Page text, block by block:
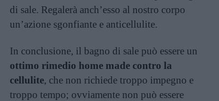
di sale. Regalerà anch’esso al nostro corpo
un’azione sgonfiante e anticellulite.
In conclusione, il bagno di sale può essere un
ottimo rimedio home made contro la
cellulite, che non richiede troppo impegno e
troppo tempo; ovviamente non può essere